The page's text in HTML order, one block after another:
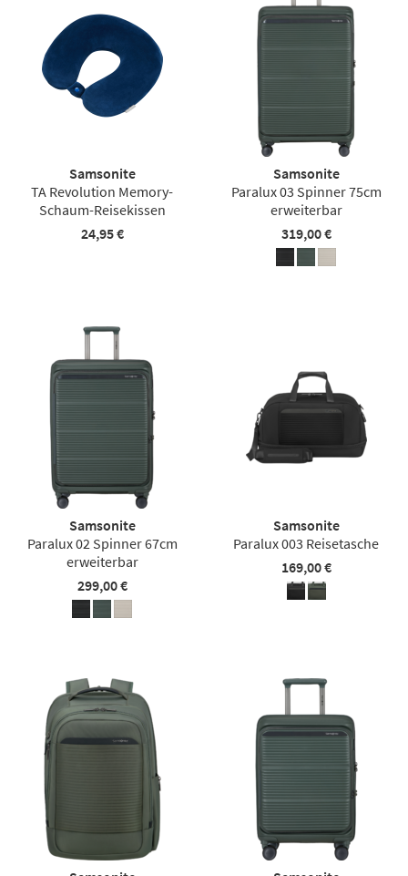
Samsonite
TA Revolution Memory-
Schaum-Reisekissen
24,95 €
Samsonite
Paralux 03 Spinner 75cm
erweiterbar
319,00 €
Samsonite
Paralux 02 Spinner 67cm
erweiterbar
299,00 €
Samsonite
Paralux 003 Reisetasche
169,00 €